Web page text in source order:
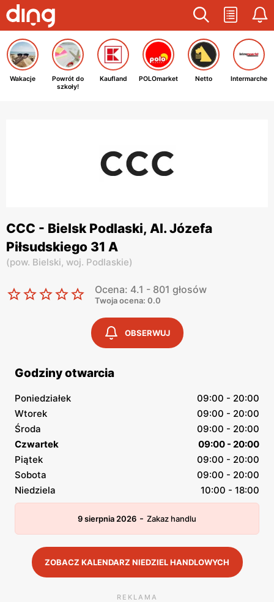
Wakacje
Powrót do
szkoły!
Kaufland POLOmarket Netto Intermarche
CCC - Bielsk Podlaski, Al. Józefa
Piłsudskiego 31 A
(pow. Bielski, woj. Podlaskie)
Ocena: 4.1 - 801 głosów
Twoja ocena: 0.0
OBSERWUJ
Godziny otwarcia
Poniedziałek
09:00 - 20:00
Wtorek
09:00 - 20:00
Środa
09:00 - 20:00
Czwartek
09:00 - 20:00
Piątek
09:00 - 20:00
Sobota
09:00 - 20:00
Niedziela
10:00 - 18:00
9 sierpnia 2026 - Zakaz handlu
ZOBACZ KALENDARZ NIEDZIEL HANDLOWYCH
REKLAMA